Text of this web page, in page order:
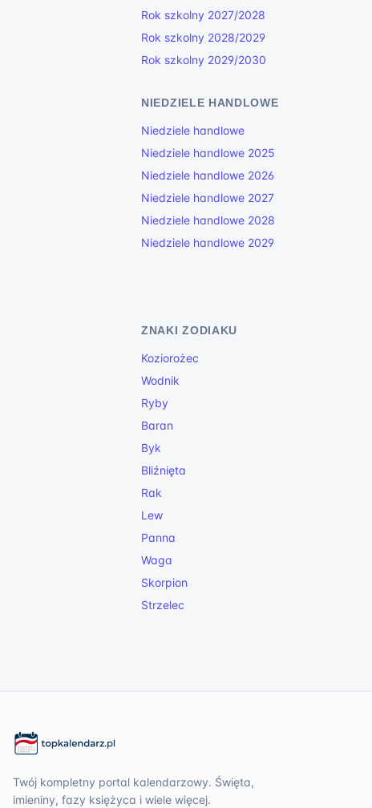
Rok szkolny 2027/2028
Rok szkolny 2028/2029
Rok szkolny 2029/2030
NIEDZIELE HANDLOWE
Niedziele handlowe
Niedziele handlowe 2025
Niedziele handlowe 2026
Niedziele handlowe 2027
Niedziele handlowe 2028
Niedziele handlowe 2029
ZNAKI ZODIAKU
Koziorożec
Wodnik
Ryby
Baran
Byk
Bliźnięta
Rak
Lew
Panna
Waga
Skorpion
Strzelec
Twój kompletny portal kalendarzowy. Święta,
imieniny, fazy księżyca i wiele więcej.